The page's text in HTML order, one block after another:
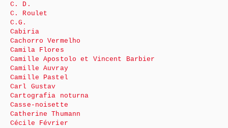
C. D.
C. Roulet
C.G.
Cabiria
Cachorro Vermelho
Camila Flores
Camille Apostolo et Vincent Barbier
Camille Auvray
Camille Pastel
Carl Gustav
Cartografia noturna
Casse-noisette
Catherine Thumann
Cécile Février